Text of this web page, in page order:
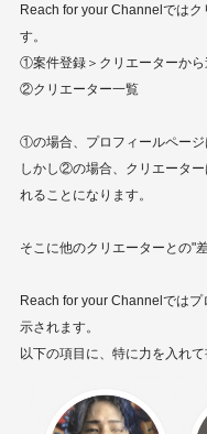
Reach for your Channelでは
す。
①案件登録＞クリエーターから
②クリエーター一覧
①の場合、プロフィールページ
しかし②の場合、クリエータ
れることになります。
そこに他のクリエーターとの"
Reach for your Channelでは
示されます。
以下の項目に、特に力を入れ